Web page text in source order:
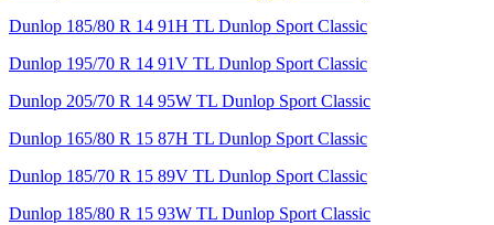
Dunlop 185/80 R 14 91H TL Dunlop Sport Classic
Dunlop 195/70 R 14 91V TL Dunlop Sport Classic
Dunlop 205/70 R 14 95W TL Dunlop Sport Classic
Dunlop 165/80 R 15 87H TL Dunlop Sport Classic
Dunlop 185/70 R 15 89V TL Dunlop Sport Classic
Dunlop 185/80 R 15 93W TL Dunlop Sport Classic